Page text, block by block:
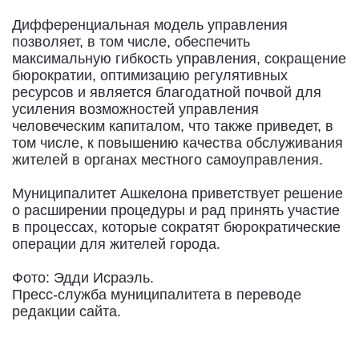
Дифференциальная модель управления
позволяет, в том числе, обеспечить
максимальную гибкость управления, сокращение
бюрократии, оптимизацию регулятивных
ресурсов и является благодатной почвой для
усиления возможностей управления
человеческим капиталом, что также приведет, в
том числе, к повышению качества обслуживания
жителей в органах местного самоуправления.
Муниципалитет Ашкелона приветствует решение
о расширении процедуры и рад принять участие
в процессах, которые сократят бюрократические
операции для жителей города.
Фото: Эдди Исраэль.
Пресс-служба муниципалитета в переводе
редакции сайта.